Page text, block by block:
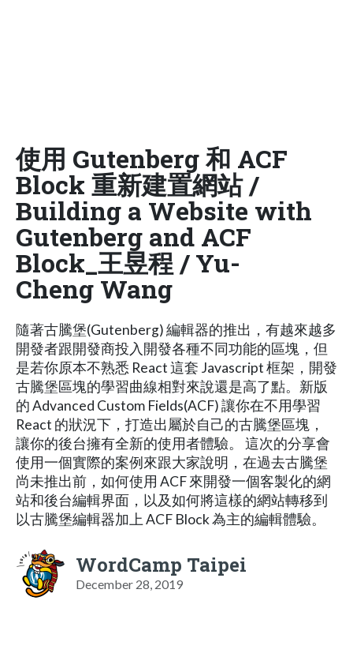
使用 Gutenberg 和 ACF
Block 重新建置網站 /
Building a Website with
Gutenberg and ACF
Block_王昱程 / Yu-
Cheng Wang
隨著古騰堡(Gutenberg) 編輯器的推出，有越來越多
開發者跟開發商投入開發各種不同功能的區塊，但
是若你原本不熟悉 React 這套 Javascript 框架，開發
古騰堡區塊的學習曲線相對來說還是高了點。新版
的 Advanced Custom Fields(ACF) 讓你在不用學習
React 的狀況下，打造出屬於自己的古騰堡區塊，
讓你的後台擁有全新的使用者體驗。 這次的分享會
使用一個實際的案例來跟大家說明，在過去古騰堡
尚未推出前，如何使用 ACF 來開發一個客製化的網
站和後台編輯界面，以及如何將這樣的網站轉移到
以古騰堡編輯器加上 ACF Block 為主的編輯體驗。
WordCamp Taipei
December 28, 2019